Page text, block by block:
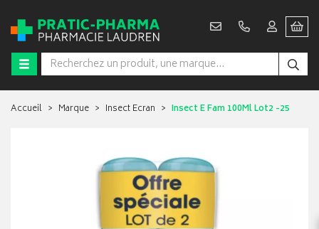
Accueil Marque Insect Ecran Insect E Fam 100Ml Lot2 -25